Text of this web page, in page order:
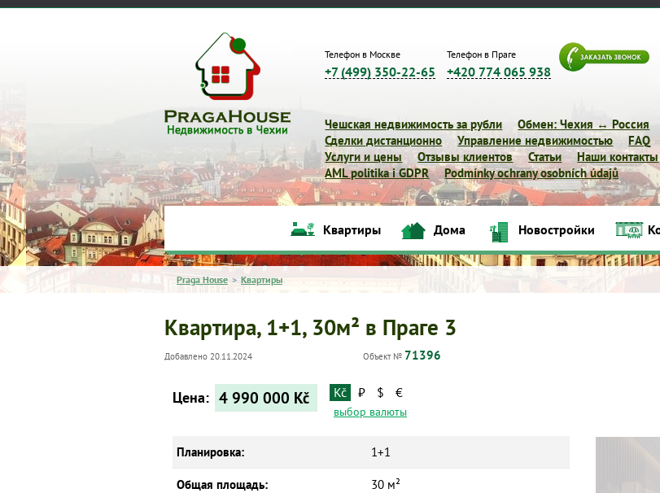
Телефон в Москве
+7 (499) 350-22-65
Телефон в Праге
+420 774 065 938
Чешская недвижимость за рубли
Обмен: Чехия ↔ Россия
Сделки дистанционно
Управление недвижимостью
FAQ
Услуги и цены
Отзывы клиентов Статьи
Наши контакты
AML politika i GDPR
Podmínky ochrany osobních údajů
Квартиры Дома Новостройки
Квартиры Дома Новостройки
Praga House > Квартиры
Квартира, 1+1, 30м² в Праге 3
Добавлено 20.11.2024 Объект № 71396
Цена: 4 990 000 Kč Kč ₽ $ €
выбор валюты
Планировка: 1+1
Общая площадь: 30 м²